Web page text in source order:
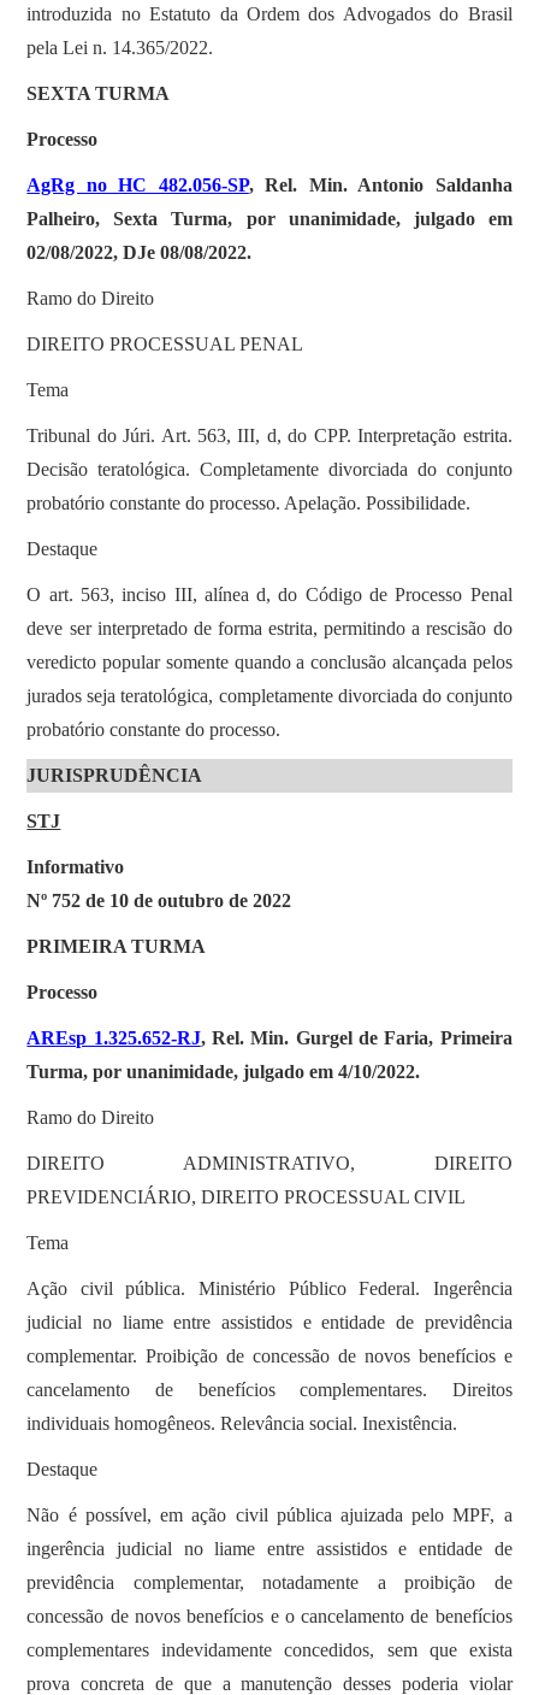
introduzida no Estatuto da Ordem dos Advogados do Brasil
pela Lei n. 14.365/2022.
SEXTA TURMA
Processo
AgRg no HC 482.056-SP, Rel. Min. Antonio Saldanha
Palheiro, Sexta Turma, por unanimidade, julgado em
02/08/2022, DJe 08/08/2022.
Ramo do Direito
DIREITO PROCESSUAL PENAL
Tema
Tribunal do Júri. Art. 563, III, d, do CPP. Interpretação estrita.
Decisão teratológica. Completamente divorciada do conjunto
probatório constante do processo. Apelação. Possibilidade.
Destaque
O art. 563, inciso III, alínea d, do Código de Processo Penal
deve ser interpretado de forma estrita, permitindo a rescisão do
veredicto popular somente quando a conclusão alcançada pelos
jurados seja teratológica, completamente divorciada do conjunto
probatório constante do processo.
JURISPRUDÊNCIA
STJ
Informativo
Nº 752 de 10 de outubro de 2022
PRIMEIRA TURMA
Processo
AREsp 1.325.652-RJ, Rel. Min. Gurgel de Faria, Primeira
Turma, por unanimidade, julgado em 4/10/2022.
Ramo do Direito
DIREITO ADMINISTRATIVO, DIREITO
PREVIDENCIÁRIO, DIREITO PROCESSUAL CIVIL
Tema
Ação civil pública. Ministério Público Federal. Ingerência
judicial no liame entre assistidos e entidade de previdência
complementar. Proibição de concessão de novos benefícios e
cancelamento de benefícios complementares. Direitos
individuais homogêneos. Relevância social. Inexistência.
Destaque
Não é possível, em ação civil pública ajuizada pelo MPF, a
ingerência judicial no liame entre assistidos e entidade de
previdência complementar, notadamente a proibição de
concessão de novos benefícios e o cancelamento de benefícios
complementares indevidamente concedidos, sem que exista
prova concreta de que a manutenção desses poderia violar